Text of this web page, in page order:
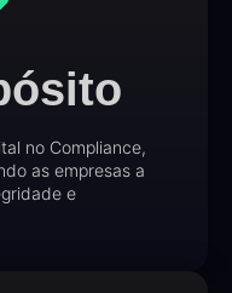
no Compliance,
as empresas a
e